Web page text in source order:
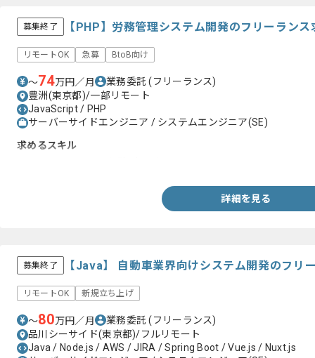
募集終了 【PHP】労務管理システム開発のフリーラン
リモートOK 急募 BtoB向け
〜74万円／月 業務委託(フリーランス)
豊洲(東京都)/一部リモート
JavaScript / PHP
サーバーサイドエンジニア / システムエンジニア(SE)
求めるスキル
詳細を見る
募集終了 【Java】 自動車業界向けシステム開発のフリ
リモートOK 新規立ち上げ
〜80万円／月 業務委託(フリーランス)
品川シーサイド(東京都)/フルリモート
Java / Node.js / AWS / JIRA / Spring Boot / Vue.js / Nuxt.js